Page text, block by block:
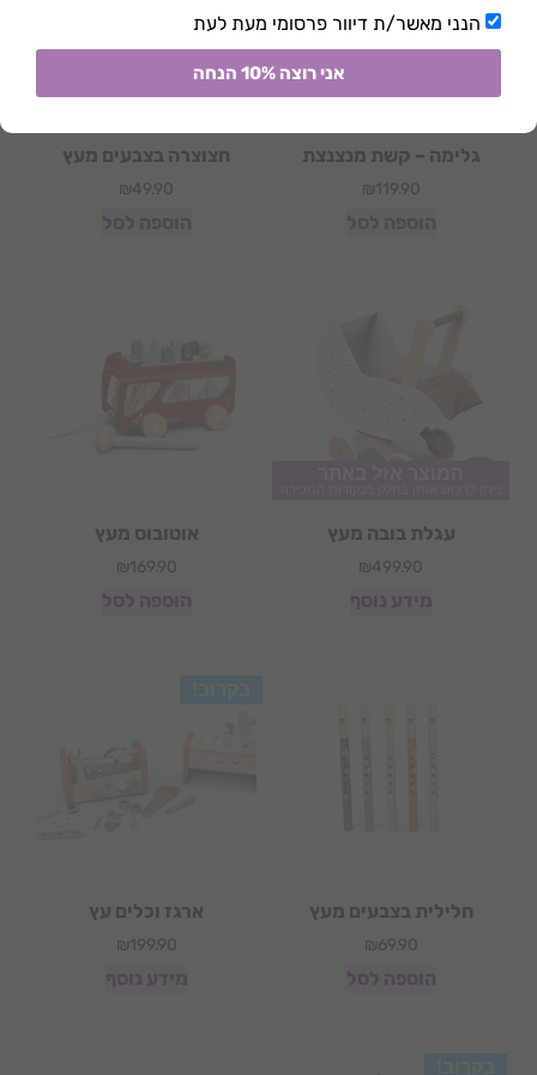
גלימה – קשת מנצנצת
₪119.90
חצוצרה בצבעים מעץ
₪49.90
עגלת בובה מעץ
₪499.90
אוטובוס מעץ
₪169.90
חלילית בצבעים מעץ
₪69.90
ארגז וכלים עץ
₪199.90
הנני מאשר/ת דיוור פרסומי מעת לעת
אני רוצה 10% הנחה